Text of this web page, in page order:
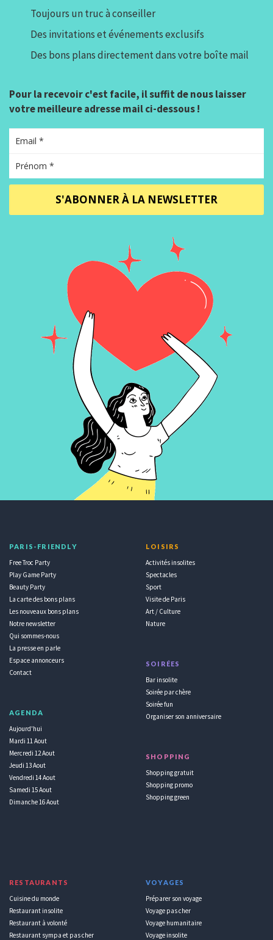
Toujours un truc à conseiller
Des invitations et événements exclusifs
Des bons plans directement dans votre boîte mail
Pour la recevoir c'est facile, il suffit de nous laisser
votre meilleure adresse mail ci-dessous !
S'ABONNER À LA NEWSLETTER
PARIS-FRIENDLY
Free Troc Party
Play Game Party
Beauty Party
La carte des bons plans
Les nouveaux bons plans
Notre newsletter
Qui sommes-nous
La presse en parle
Espace annonceurs
Contact
AGENDA
Aujourd'hui
Mardi 11 Aout
Mercredi 12 Aout
Jeudi 13 Aout
Vendredi 14 Aout
Samedi 15 Aout
Dimanche 16 Aout
LOISIRS
Activités insolites
Spectacles
Sport
Visite de Paris
Art / Culture
Nature
SOIRÉES
Bar insolite
Soirée par chère
Soirée fun
Organiser son anniversaire
SHOPPING
Shopping gratuit
Shopping promo
Shopping green
RESTAURANTS
Cuisine du monde
Restaurant insolite
Restaurant à volonté
Restaurant sympa et pas cher
VOYAGES
Préparer son voyage
Voyage pas cher
Voyage humanitaire
Voyage insolite